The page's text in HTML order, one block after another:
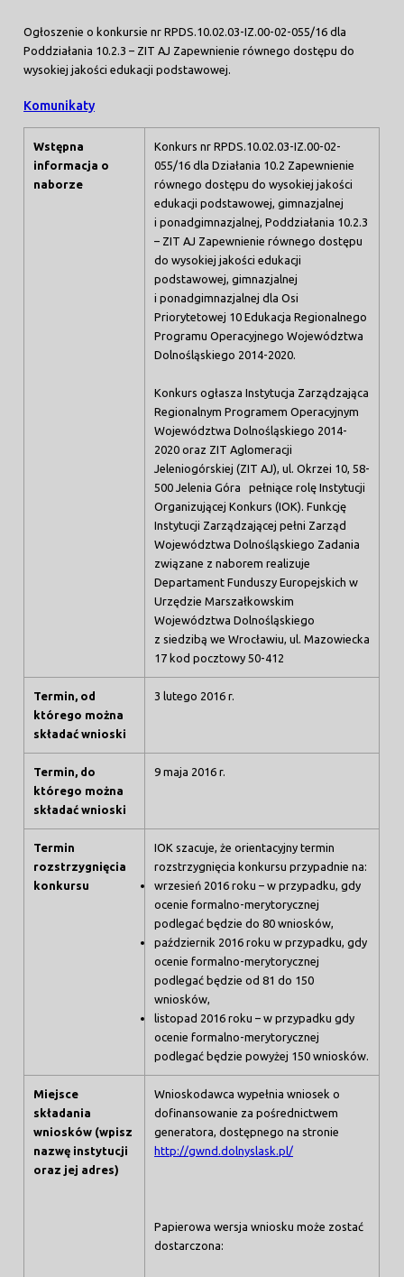
Ogłoszenie o konkursie nr RPDS.10.02.03-IZ.00-02-055/16 dla
Poddziałania 10.2.3 – ZIT AJ Zapewnienie równego dostępu do
wysokiej jakości edukacji podstawowej.
Komunikaty
Wstępna
informacja o
naborze
Konkurs nr RPDS.10.02.03-IZ.00-02-
055/16 dla Działania 10.2 Zapewnienie
równego dostępu do wysokiej jakości
edukacji podstawowej, gimnazjalnej
i ponadgimnazjalnej, Poddziałania 10.2.3
– ZIT AJ Zapewnienie równego dostępu
do wysokiej jakości edukacji
podstawowej, gimnazjalnej
i ponadgimnazjalnej dla Osi
Priorytetowej 10 Edukacja Regionalnego
Programu Operacyjnego Województwa
Dolnośląskiego 2014-2020.
Konkurs ogłasza Instytucja Zarządzająca
Regionalnym Programem Operacyjnym
Województwa Dolnośląskiego 2014-
2020 oraz ZIT Aglomeracji
Jeleniogórskiej (ZIT AJ), ul. Okrzei 10, 58-
500 Jelenia Góra pełniące rolę Instytucji
Organizującej Konkurs (IOK). Funkcję
Instytucji Zarządzającej pełni Zarząd
Województwa Dolnośląskiego Zadania
związane z naborem realizuje
Departament Funduszy Europejskich w
Urzędzie Marszałkowskim
Województwa Dolnośląskiego
z siedzibą we Wrocławiu, ul. Mazowiecka
17 kod pocztowy 50-412
Termin, od
którego można
składać wnioski
3 lutego 2016 r.
Termin, do
którego można
składać wnioski
9 maja 2016 r.
Termin
rozstrzygnięcia
konkursu
IOK szacuje, że orientacyjny termin
rozstrzygnięcia konkursu przypadnie na:
wrzesień 2016 roku – w przypadku, gdy
ocenie formalno-merytorycznej
podlegać będzie do 80 wniosków,
październik 2016 roku w przypadku, gdy
ocenie formalno-merytorycznej
podlegać będzie od 81 do 150
wniosków,
listopad 2016 roku – w przypadku gdy
ocenie formalno-merytorycznej
podlegać będzie powyżej 150 wniosków.
Miejsce
składania
wniosków (wpisz
nazwę instytucji
oraz jej adres)
Wnioskodawca wypełnia wniosek o
dofinansowanie za pośrednictwem
generatora, dostępnego na stronie
http://gwnd.dolnyslask.pl/
Papierowa wersja wniosku może zostać
dostarczona: